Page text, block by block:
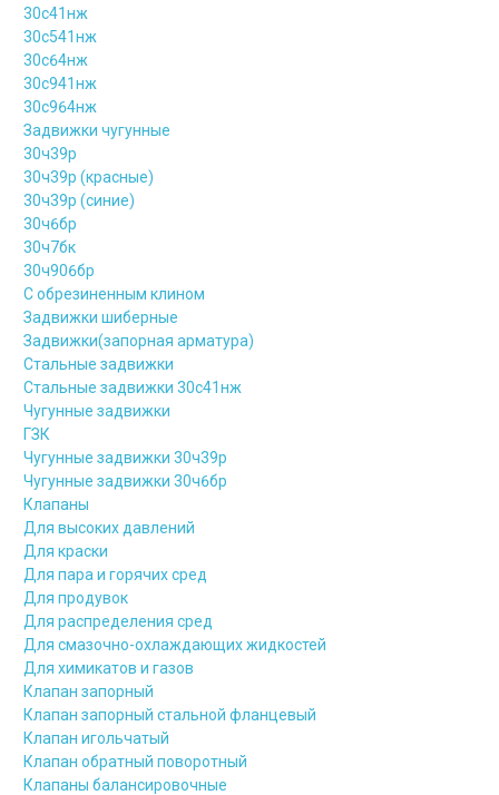
30с41нж
30с541нж
30с64нж
30с941нж
30с964нж
Задвижки чугунные
30ч39р
30ч39р (красные)
30ч39р (синие)
30ч6бр
30ч7бк
30ч906бр
С обрезиненным клином
Задвижки шиберные
Задвижки(запорная арматура)
Стальные задвижки
Стальные задвижки 30с41нж
Чугунные задвижки
ГЗК
Чугунные задвижки 30ч39р
Чугунные задвижки 30ч6бр
Клапаны
Для высоких давлений
Для краски
Для пара и горячих сред
Для продувок
Для распределения сред
Для смазочно-охлаждающих жидкостей
Для химикатов и газов
Клапан запорный
Клапан запорный стальной фланцевый
Клапан игольчатый
Клапан обратный поворотный
Клапаны балансировочные